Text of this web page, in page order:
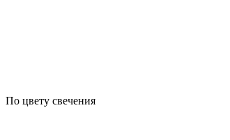
По цвету свечения